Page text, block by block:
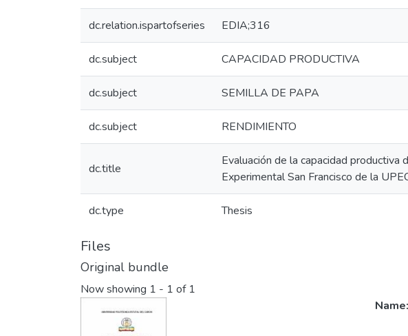
dc.relation.ispartofseries EDIA;316
dc.subject CAPACIDAD PRODUCTIVA
dc.subject SEMILLA DE PAPA
dc.subject RENDIMIENTO
dc.title
Evaluación de la capacidad
Experimental San Francisco de la
dc.type Thesis
Files
Original bundle
Now showing 1 - 1 of 1
Name: